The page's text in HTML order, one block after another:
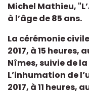
Michel Mathieu,
à l’âge de 85 ans.
La cérémonie
2017, à 15
Nîmes, suivie de
L’inhumation de
2017, à 11 heures,